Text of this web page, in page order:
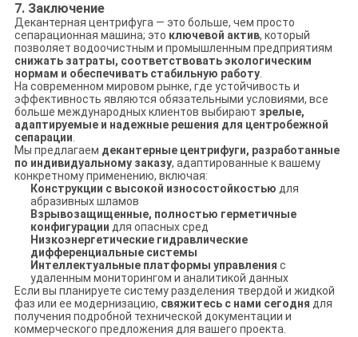
7. Заключение
Декантерная центрифуга — это больше, чем просто
сепарационная машина; это ключевой актив, который
позволяет водоочистным и промышленным предприятиям
снижать затраты, соответствовать экологическим
нормам и обеспечивать стабильную работу.
На современном мировом рынке, где устойчивость и
эффективность являются обязательными условиями, все
больше международных клиентов выбирают зрелые,
адаптируемые и надежные решения для центробежной
сепарации.
Мы предлагаем декантерные центрифуги, разработанные
по индивидуальному заказу, адаптированные к вашему
конкретному применению, включая:
Конструкции с высокой износостойкостью для
абразивных шламов
Взрывозащищенные, полностью герметичные
конфигурации для опасных сред
Низкоэнергетические гидравлические
дифференциальные системы
Интеллектуальные платформы управления с
удаленным мониторингом и аналитикой данных
Если вы планируете систему разделения твердой и жидкой
фаз или ее модернизацию, свяжитесь с нами сегодня для
получения подробной технической документации и
коммерческого предложения для вашего проекта.